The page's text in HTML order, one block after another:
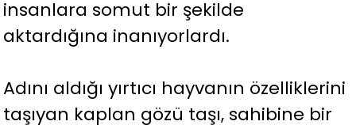
insanlara somut bir şekilde
aktardığına inanıyorlardı.
Adını aldığı yırtıcı hayvanın özelliklerini
taşıyan kaplan gözü taşı, sahibine bir